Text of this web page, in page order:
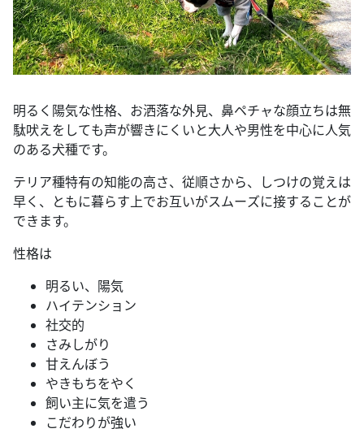
明るく陽気な性格、お洒落な外見、鼻ペチャな顔立ちは無
駄吠えをしても声が響きにくいと大人や男性を中心に人気
のある犬種です。
テリア種特有の知能の高さ、従順さから、しつけの覚えは
早く、ともに暮らす上でお互いがスムーズに接することが
できます。
性格は
明るい、陽気
ハイテンション
社交的
さみしがり
甘えんぼう
やきもちをやく
飼い主に気を遣う
こだわりが強い